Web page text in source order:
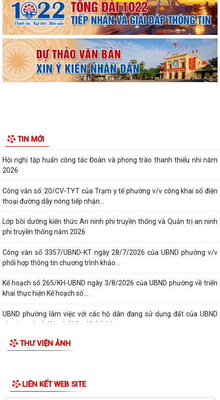
TIN MỚI
UBND phường triển khai công tác khám sức khoẻ định kỳ, khám sàng
lọc miễn phí cho người dân trên...
Ban đại diện Hội đồng quản trị Ngân hàng Chính sách xã hội phường
Kiến An tổ chức phiên họp giao...
TỪ NGÀY 08/8/2026: NHIỀU THỦ TỤC HÀNH CHÍNH TRỰC TUYẾN TẠI
giữa năm 2026 HĐND thành phố...
Hội nghị tập huấn công tác Đoàn và phong trào thanh thiếu nhi năm
2026
Công văn số: 20/CV-TYT của Trạm y tế phường v/v công khai số điện
thoại đường dây nóng tiếp nhận...
Lớp bồi dưỡng kiến thức An ninh phi truyền thống và Quản trị an ninh
phi truyền thống năm 2026
Công văn số 3357/UBND-KT ngày 28/7/2026 của UBND phường v/v
phối hợp thông tin chương trình khảo...
Kế hoạch số 265/KH-UBND ngày 3/8/2026 của UBND phường về triển
khai thực hiện Kế hoạch số...
UBND phường làm việc với các hộ dân đang sử dụng đất của UBND
phường tại tổ dân phố Lãm Khê (giáp...
PHƯỜNG KIẾN AN THAM DỰ HỘI NGHỊ TRỰC TUYẾN THÀNH PHỐ VỀ
Lễ chào cờ tháng 8/2026
THƯ VIỆN ẢNH
LIÊN KẾT WEB SITE